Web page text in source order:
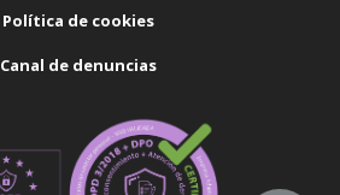
Política de cookies
Canal de denuncias